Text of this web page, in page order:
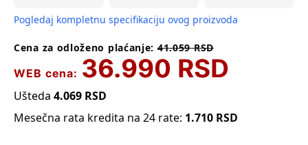
Pogledaj kompletnu specifikaciju ovog proizvoda
Cena za odloženo plaćanje: 41.059RSD
WEB cena: 36.990 RSD
Ušteda 4.069 RSD
Mesečna rata kredita na 24 rate: 1.710 RSD